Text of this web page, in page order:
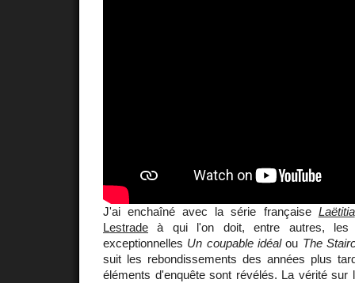
J'ai enchaîné avec la série française Laëtitia
Lestrade à qui l'on doit, entre autres, les
exceptionnelles Un coupable idéalou The
suit les rebondissements des années plus
éléments d'enquête sont révélés. La vérité sur